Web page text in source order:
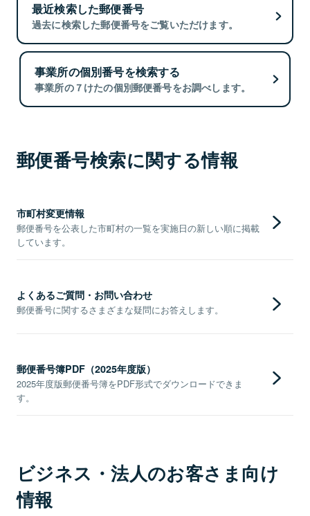
最近検索した郵便番号
過去に検索した郵便番号をご覧いただけます。
事業所の個別番号を検索する
事業所の７けたの個別郵便番号をお調べします。
郵便番号検索に関する情報
市町村変更情報
郵便番号を公表した市町村の一覧を実施日の新しい順に掲載
しています。
よくあるご質問・お問い合わせ
郵便番号に関するさまざまな疑問にお答えします。
郵便番号簿PDF（2025年度版）
2025年度版郵便番号簿をPDF形式でダウンロードできま
す。
ビジネス・法人のお客さま向け
情報